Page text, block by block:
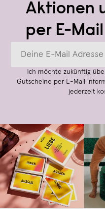
Aktionen
per E-
Ich möchte zukünftig
Gutscheine per E-Mail
jederzeit